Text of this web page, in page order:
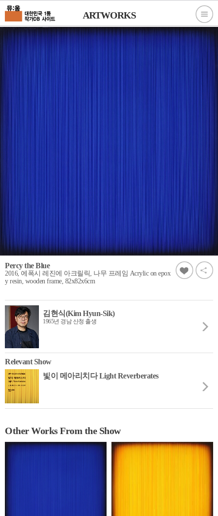
ARTWORKS
Percy the Blue
2016, 에폭시 레진에 아크릴릭, 나무 프레임 Acrylic on epox
y resin, wooden frame, 82x82x6cm
김현식(Kim Hyun-Sik)
1965년 경남 산청 출생
Relevant Show
빛이 메아리치다 Light Reverberates
Other Works From the Show